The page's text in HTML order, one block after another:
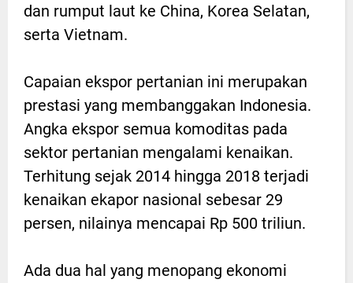
dan rumput laut ke China, Korea Selatan,
serta Vietnam.
Capaian ekspor pertanian ini merupakan
prestasi yang membanggakan Indonesia.
Angka ekspor semua komoditas pada
sektor pertanian mengalami kenaikan.
Terhitung sejak 2014 hingga 2018 terjadi
kenaikan ekapor nasional sebesar 29
persen, nilainya mencapai Rp 500 triliun.
Ada dua hal yang menopang ekonomi